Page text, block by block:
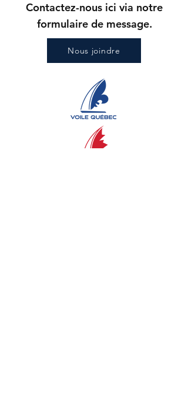
Contactez-nous ici via notre
formulaire de message.
Nous joindre